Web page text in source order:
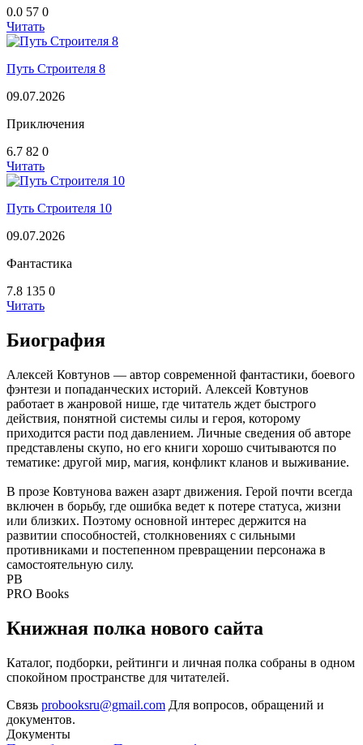
0.0 57 0
Читать
Путь Строителя 8
09.07.2026
Приключения
6.7 82 0
Читать
Путь Строителя 10
09.07.2026
Фантастика
7.8 135 0
Читать
Биография
Алексей Ковтунов — автор современной фантастики, боевого
фэнтези и попаданческих историй. Алексей Ковтунов
работает в жанровой нише, где читатель ждет быстрого
действия, понятной системы силы и героя, которому
приходится расти под давлением. Личные сведения об авторе
представлены скупо, но его книги хорошо считываются по
тематике: другой мир, магия, конфликт кланов и выживание.
В прозе Ковтунова важен азарт движения. Герой почти всегда
включен в борьбу, где ошибка ведет к потере статуса, жизни
или близких. Поэтому основной интерес держится на
развитии способностей, столкновениях с сильными
противниками и постепенном превращении персонажа в
самостоятельную силу.
PB
PRO Books
Книжная полка нового сайта
Каталог, подборки, рейтинги и личная полка собраны в одном
спокойном пространстве для читателей.
Связь probooksru@gmail.com Для вопросов, обращений и
документов.
Документы